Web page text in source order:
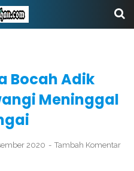
Bocah Adik
Meninggal
2020 Tambah Komentar